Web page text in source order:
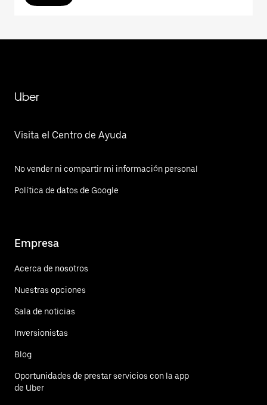
Uber
Visita el Centro de Ayuda
No vender ni compartir mi información personal
Política de datos de Google
Empresa
Acerca de nosotros
Nuestras opciones
Sala de noticias
Inversionistas
Blog
Oportunidades de prestar servicios con la app
de Uber